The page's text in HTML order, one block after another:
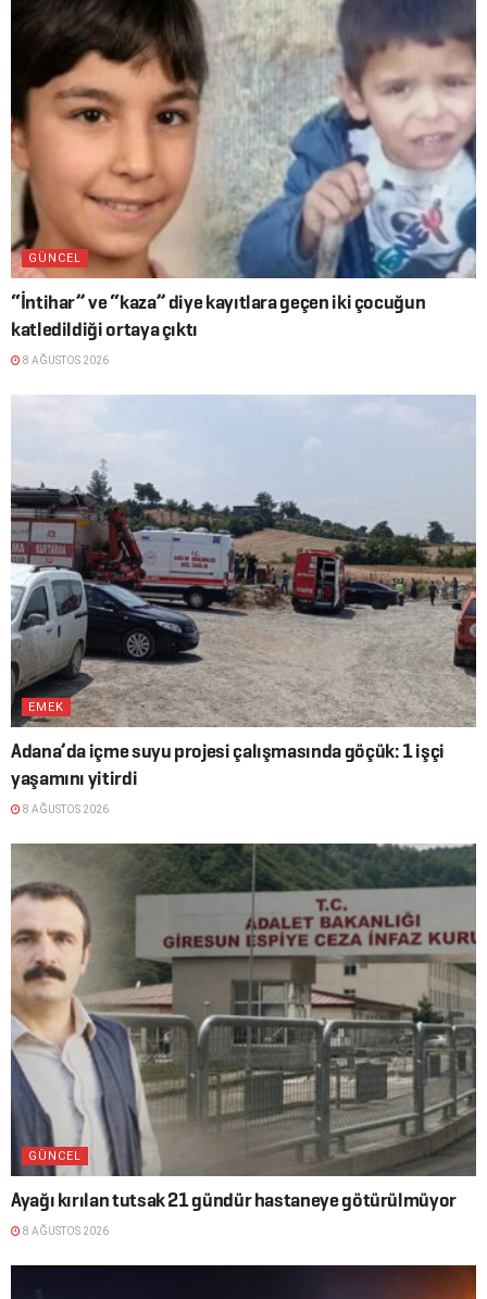
GÜNCEL
“İntihar” ve “kaza” diye kayıtlara geçen iki çocuğun
katledildiği ortaya çıktı
8 AĞUSTOS 2026
EMEK
Adana’da içme suyu projesi çalışmasında göçük: 1 işçi
yaşamını yitirdi
8 AĞUSTOS 2026
GÜNCEL
Ayağı kırılan tutsak 21 gündür hastaneye götürülmüyor
8 AĞUSTOS 2026